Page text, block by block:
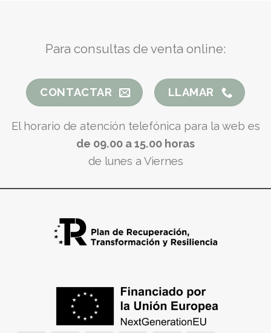
Para consultas de venta online:
CONTACTAR LLAMAR
El horario de atención telefónica para la web es
de 09.00 a 15.00 horas
de lunes a Viernes